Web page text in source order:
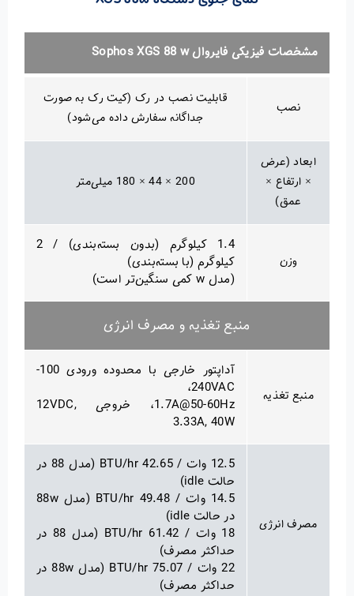
مشخصات فیزیکی فایروال Sophos XGS 88 w
نصب
قابلیت نصب در رک (کیت رک به صورت
جداگانه سفارش داده می‌شود)
ابعاد (عرض
× ارتفاع ×
عمق)
200 × 44 × 180 میلی‌متر
وزن
1.4 کیلوگرم (بدون بسته‌بندی) / 2
کیلوگرم (با بسته‌بندی)
(مدل w کمی سنگین‌تر است)
منبع تغذیه و مصرف انرژی
منبع تغذیه
آداپتور خارجی با محدوده ورودی 100-
240VAC،
1.7A@50-60Hz، خروجی 12VDC,
3.33A, 40W
مصرف انرژی
12.5 وات / 42.65 BTU/hr (مدل 88 در
حالت idle)
14.5 وات / 49.48 BTU/hr (مدل 88w
در حالت idle)
18 وات / 61.42 BTU/hr (مدل 88 در
حداکثر مصرف)
22 وات / 75.07 BTU/hr (مدل 88w در
حداکثر مصرف)